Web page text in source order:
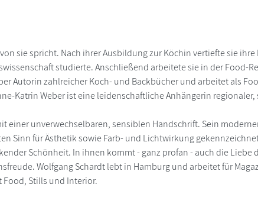
sie spricht. Nach ihrer Ausbildung zur Köchin vertiefte sie ihre
studierte. Anschließend arbeitete sie in der Food-
Autorin zahlreicher Koch- und Backbücher und arbeitet als
Katrin Weber ist eine leidenschaftliche Anhängerin
einer unverwechselbaren, sensiblen Handschrift. Sein
Sinn für Ästhetik sowie Farb- und Lichtwirkung
Schönheit. In ihnen kommt - ganz profan - auch die Liebe
Wolfgang Schardt lebt in Hamburg und arbeitet für
Food, Stills und Interior.